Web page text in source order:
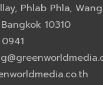
Phlab Phla, Wang
10310